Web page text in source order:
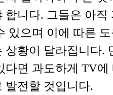
합니다. 그들은 아
있으며 이에 따른
상황이 달라집니다.
다면 과도하게 TV
발전할 것입니다.